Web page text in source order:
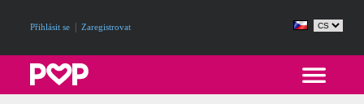
Přihlásit se Zaregistrovat